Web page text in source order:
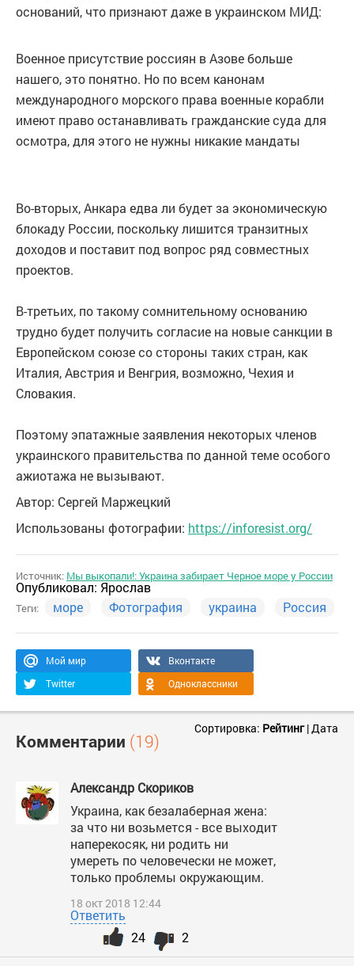
оснований, что признают даже в украинском МИД:
Военное присутствие россиян в Азове больше
нашего, это понятно. Но по всем канонам
международного морского права военные корабли
имеют право останавливать гражданские суда для
осмотра, для этого не нужны никакие мандаты
Во-вторых, Анкара едва ли будет за экономическую
блокаду России, поскольку лишится транзитных
доходов и поставит под вопрос ряд совместных
проектов.
В-третьих, по такому сомнительному основанию
трудно будет получить согласие на новые санкции в
Европейском союзе со стороны таких стран, как
Италия, Австрия и Венгрия, возможно, Чехия и
Словакия.
Поэтому эпатажные заявления некоторых членов
украинского правительства по данной теме особого
ажиотажа не вызывают.
Автор: Сергей Маржецкий
Использованы фотографии: https://inforesist.org/
Источник: Мы выкопали!: Украина забирает Черное море у России
Опубликовал: Ярослав
Теги: море Фотография украина Россия
Мой мир
Вконтакте
Twitter
Одноклассники
Комментарии (19)
Сортировка: Рейтинг|Дата
Александр Скориков
Украина, как безалаберная жена:
за что ни возьмется - все выходит
наперекосяк, ни родить ни
умереть по человечески не может,
только проблемы окружающим.
18 окт 2018 12:44
Ответить
2
24